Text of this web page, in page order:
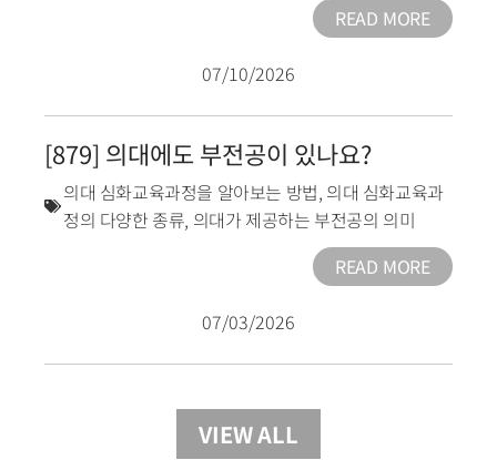
READ MORE
07/10/2026
[879] 의대에도 부전공이 있나요?
의대 심화교육과정을 알아보는 방법, 의대 심화교육과
정의 다양한 종류, 의대가 제공하는 부전공의 의미
READ MORE
07/03/2026
VIEW ALL